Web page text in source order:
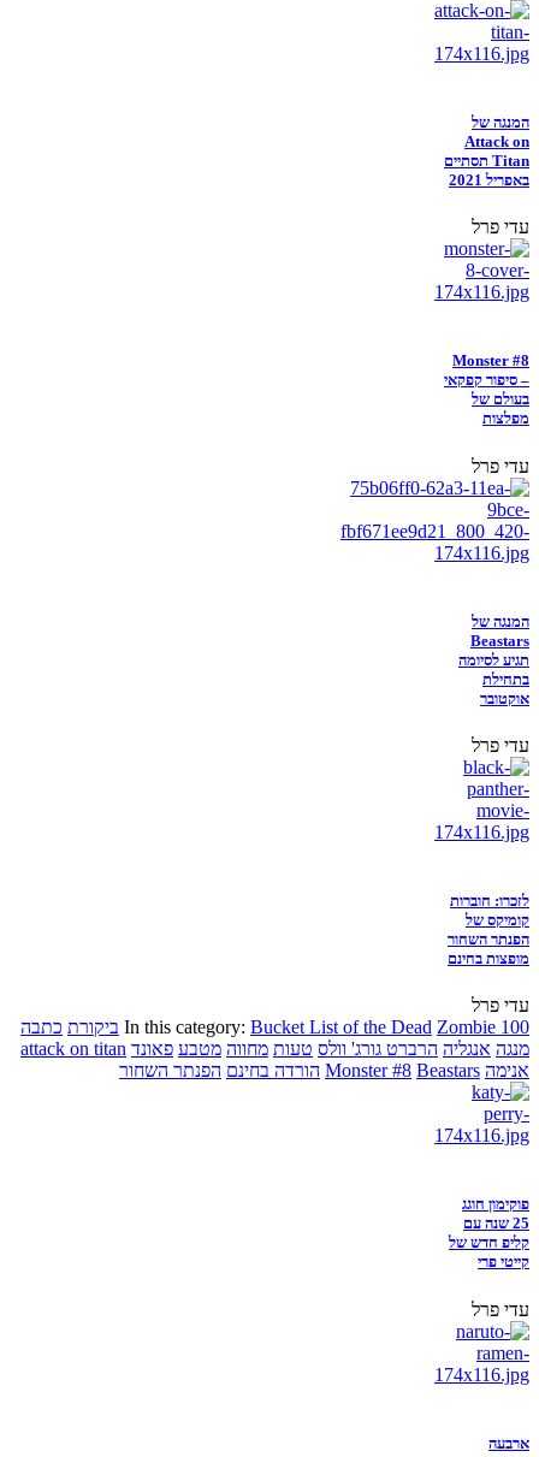
המנגה של
Attack on
Titan תסתיים
באפריל 2021
עדי פרל
Monster #8
– סיפור קפקאי
בעולם של
מפלצות
עדי פרל
המנגה של
Beastars
תגיע לסיומה
בתחילת
אוקטובר
עדי פרל
לזכרו: חוברות
קומיקס של
הפנתר השחור
מופצות בחינם
עדי פרל
In this category: Bucket List of the Dead Zombie 100 ביקורת כתבה
מנגה אנגליה הרברט גורג' וולס טעות מחווה מטבע פאונד attack on titan
אנימה
Monster #8 Beastars הורדה בחינם הפנתר השחור
פוקימון חוגג
25 שנה עם
קליפ חדש של
קייטי פרי
עדי פרל
ארבעה